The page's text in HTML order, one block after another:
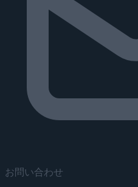
お問い合わせ